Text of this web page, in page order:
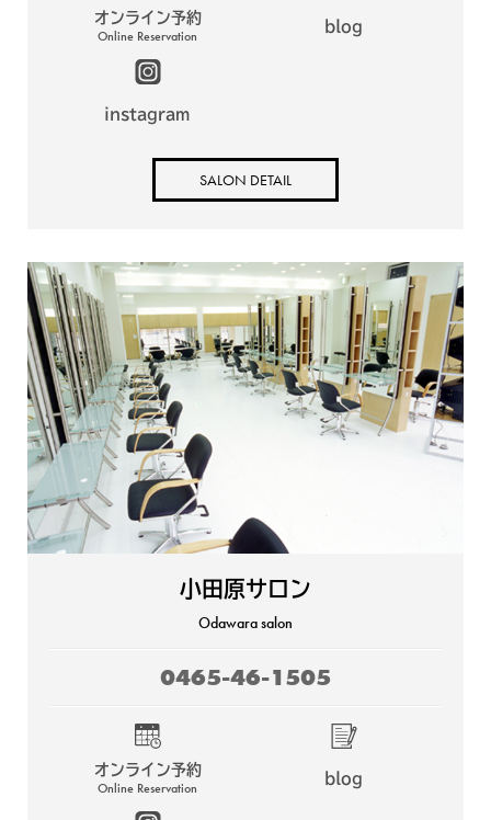
オンライン予約
Online Reservation
blog
instagram
SALON DETAIL
小田原サロン
Odawara salon
0465-46-1505
オンライン予約
Online Reservation
blog